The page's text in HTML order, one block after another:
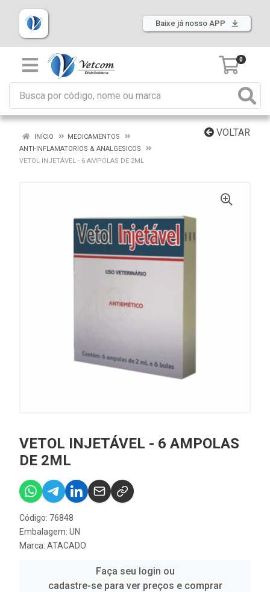
Baixe já nosso APP
0
VOLTAR
INÍCIO
MEDICAMENTOS
ANTI-INFLAMATORIOS & ANALGESICOS
VETOL INJETÁVEL - 6 AMPOLAS DE 2ML
VETOL INJETÁVEL - 6 AMPOLAS
DE 2ML
Código: 76848
Embalagem: UN
Marca: ATACADO
Faça seu login ou
cadastre-se para ver preços e comprar